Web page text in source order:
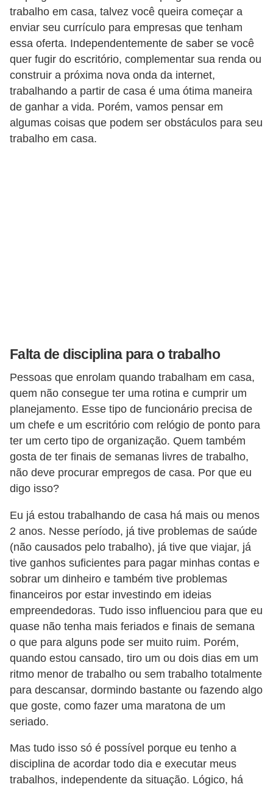
trabalho em casa, talvez você queira começar a
enviar seu currículo para empresas que tenham
essa oferta. Independentemente de saber se você
quer fugir do escritório, complementar sua renda ou
construir a próxima nova onda da internet,
trabalhando a partir de casa é uma ótima maneira
de ganhar a vida. Porém, vamos pensar em
algumas coisas que podem ser obstáculos para seu
trabalho em casa.
Falta de disciplina para o trabalho
Pessoas que enrolam quando trabalham em casa,
quem não consegue ter uma rotina e cumprir um
planejamento. Esse tipo de funcionário precisa de
um chefe e um escritório com relógio de ponto para
ter um certo tipo de organização. Quem também
gosta de ter finais de semanas livres de trabalho,
não deve procurar empregos de casa. Por que eu
digo isso?
Eu já estou trabalhando de casa há mais ou menos
2 anos. Nesse período, já tive problemas de saúde
(não causados pelo trabalho), já tive que viajar, já
tive ganhos suficientes para pagar minhas contas e
sobrar um dinheiro e também tive problemas
financeiros por estar investindo em ideias
empreendedoras. Tudo isso influenciou para que eu
quase não tenha mais feriados e finais de semana
o que para alguns pode ser muito ruim. Porém,
quando estou cansado, tiro um ou dois dias em um
ritmo menor de trabalho ou sem trabalho totalmente
para descansar, dormindo bastante ou fazendo algo
que goste, como fazer uma maratona de um
seriado.
Mas tudo isso só é possível porque eu tenho a
disciplina de acordar todo dia e executar meus
trabalhos, independente da situação. Lógico, há
d
e
c
o
n
t
r
o